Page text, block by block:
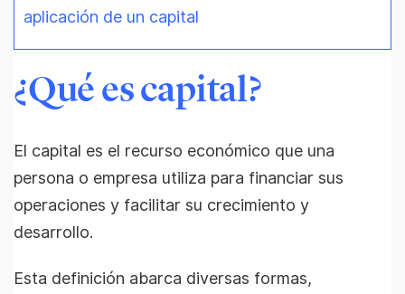
aplicación de un capital
¿Qué es capital?
El capital es el recurso económico que una
persona o empresa utiliza para financiar sus
operaciones y facilitar su crecimiento y
desarrollo.
Esta definición abarca diversas formas,